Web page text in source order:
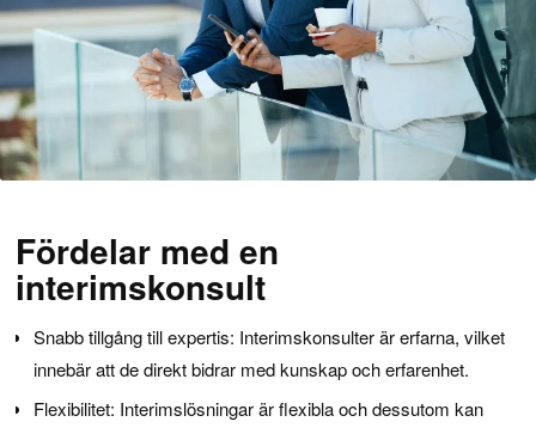
Fördelar med en
interimskonsult
Snabb tillgång till expertis: Interimskonsulter är erfarna, vilket
innebär att de direkt bidrar med kunskap och erfarenhet.
Flexibilitet: Interimslösningar är flexibla och dessutom kan